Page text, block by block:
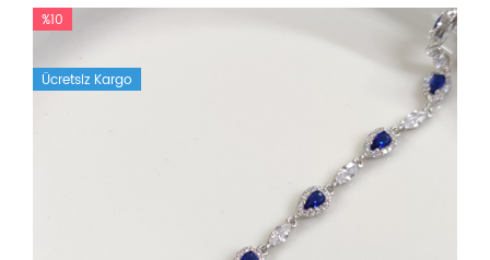
%10
Ücretsiz Kargo